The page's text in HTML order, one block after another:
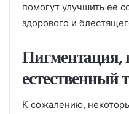
помогут улучшить ее
здорового и
естественный
К сожалению,